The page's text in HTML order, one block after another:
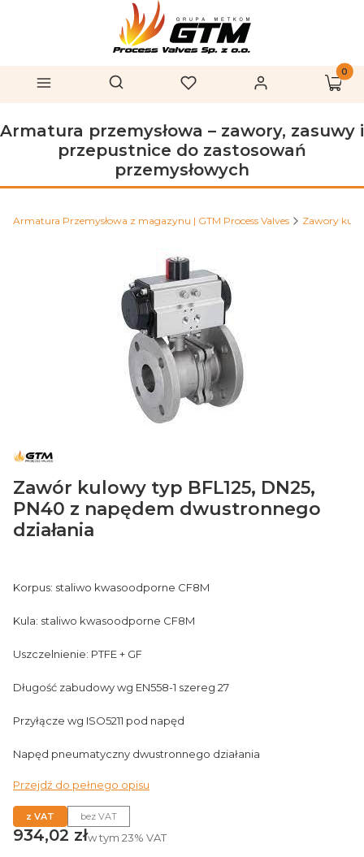
Menu Otwórz wyszukiwarkę
Szukaj Ulubione Zaloguj się
Armatura przemysłowa – zawory, zasuwy i
przepustnice do zastosowań
przemysłowych
Armatura Przemysłowa z magazynu | GTM Process Valves Zawory
Zawór kulowy typ BFL125, DN25,
PN40 z napędem dwustronnego
działania
Korpus: staliwo kwasoodporne CF8M
Kula: staliwo kwasoodporne CF8M
Uszczelnienie: PTFE + GF
Długość zabudowy wg EN558-1 szereg 27
Przyłącze wg ISO5211 pod napęd
Napęd pneumatyczny dwustronnego działania
Przejdź do pełnego opisu
z VAT bez VAT
Cena
934,02 złw tym 23% VAT